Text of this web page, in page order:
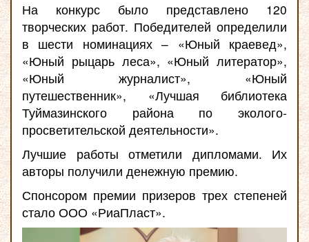
На конкурс было представлено 120
творческих работ. Победителей определили
в шести номинациях – «Юный краевед»,
«Юный рыцарь леса», «Юный литератор»,
«Юный журналист», «Юный
путешественник», «Лучшая библиотека
Туймазинского района по эколого-
просветительской деятельности».
Лучшие работы отметили дипломами. Их
авторы получили денежную премию.
Спонсором премии призеров трех степеней
стало ООО «РиаПласт».